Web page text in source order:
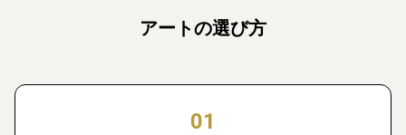
アートの選び方
01